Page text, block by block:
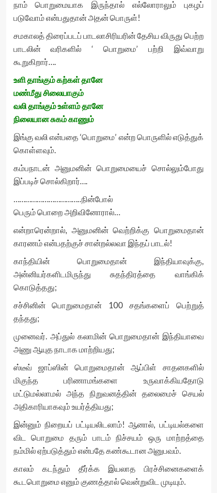
நாம் பொறுமையாக இருந்தால் எல்லோராலும் புகழப்
படுவோம் என்பதுதான் அதன் பொருள்!
சமகாலத் திரைப்படப் பாடலாசிரியரின் தேசிய விருது பெற்ற
பாடலின் வரிகளில் ‘ பொறுமை’ பற்றி இவ்வாறு
கூறுகிறார்….
உளி தாங்கும் கற்கள் தானே
மண்மீது சிலையாகும்
வலி தாங்கும் உள்ளம் தானே
நிலையான சுகம் காணும்
இங்கு வலி என்பதை ‘பொறுமை’ என்ற பொருளில் எடுத்துக்
கொள்ளவும்.
கம்பநாடன் அனுமனின் பொறுமையைச் சொல்லும்போது
இப்படிச் சொல்கிறார்….
……………………………..நின்போல்
பெரும் பொறை அறிவினோரால்…
என்றாரென்றால், அனுமனின் வெற்றிக்கு பொறுமைதான்
காரணம் என்பதற்குச் சான்றல்லவா இந்தப் பாடல்!
காந்தியின் பொறுமைதான் இந்தியாவுக்கு,
அன்னியர்களிடமிருந்து சுதந்திரத்தை வாங்கிக்
கொடுத்தது;
சச்சினின் பொறுமைதான் 100 சதங்களைப் பெற்றுத்
தந்தது;
முனைவர். அப்துல் கலாமின் பொறுமைதான் இந்தியாவை
அணு ஆயுத நாடாக மாற்றியது;
ஸ்டீவ் ஜாப்ஸின் பொறுமைதான் ஆப்பிள் சாதனகளில்
மிகுந்த பரிணாமங்களை உருவாக்கியதோடு
மட்டுமல்லாமல் அந்த நிறுவனத்தின் தலைமைச் செயல்
அதிகாரியாகவும் உயர்த்தியது;
இன்னும் நிறையப் பட்டியலிடலாம்! ஆனால், பட்டியல்களை
விட பொறுமை தரும் பாடம் நிச்சயம் ஒரு மாற்றத்தை
நம்மில் ஏற்படுத்தும் என்பதே கண்கூடான அனுபவம்.
காலம் கடந்தும் தீர்க்க இயலாத பிரச்சினைகளைக்
கூடபொறுமை எனும் குணத்தால் வென்றுவிட முடியும்.